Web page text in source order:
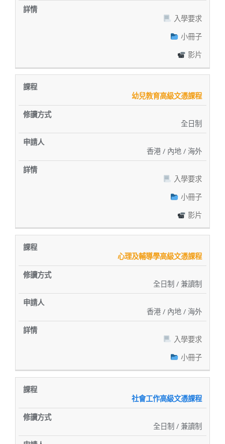
入學要求
小冊子
影片
幼兒教育高級文憑課程
全日制
香港 / 內地 / 海外
入學要求
小冊子
影片
心理及輔導學高級文憑課程
全日制 / 兼讀制
香港 / 內地 / 海外
入學要求
小冊子
社會工作高級文憑課程
全日制 / 兼讀制